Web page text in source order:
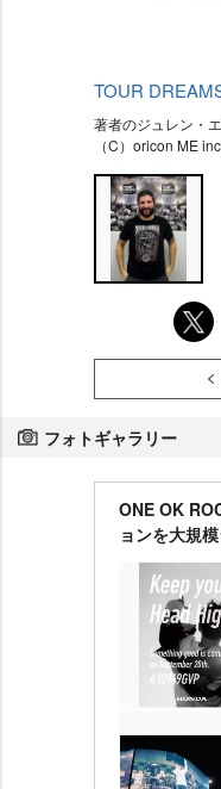
TOUR
著者のジュレン・
（C）oricon ME
フォトギャラリー
ONE OK
ョンを大規